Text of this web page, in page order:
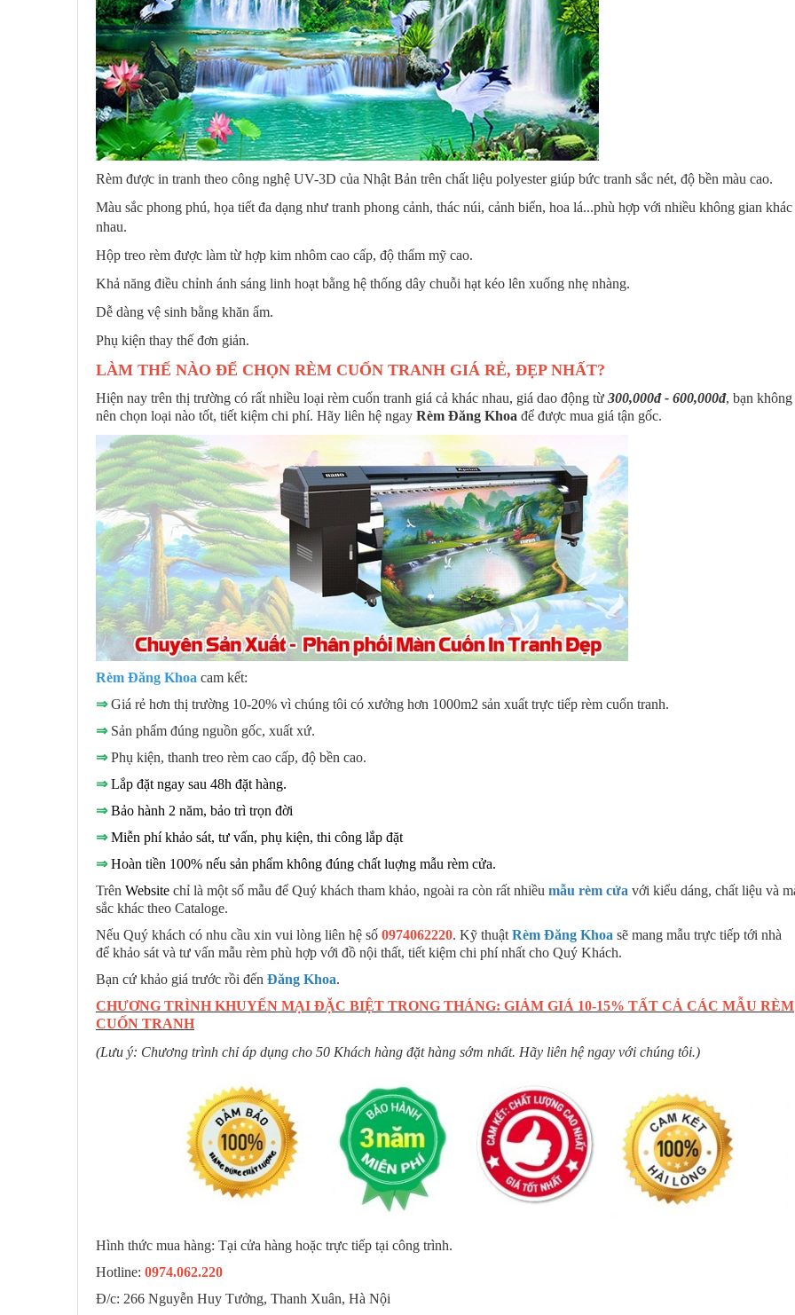
Rèm được in tranh theo công nghệ UV-3D của Nhật Bản trên chất liệu polyester giúp bức tranh sắc nét, độ bền màu cao.
Màu sắc phong phú, họa tiết đa dạng như tranh phong cảnh, thác núi, cảnh biển, hoa lá...phù hợp với nhiều không gian khác
nhau.
Hộp treo rèm được làm từ hợp kim nhôm cao cấp, độ thẩm mỹ cao.
Khả năng điều chỉnh ánh sáng linh hoạt bằng hệ thống dây chuỗi hạt kéo lên xuống nhẹ nhàng.
Dễ dàng vệ sinh bằng khăn ẩm.
Phụ kiện thay thế đơn giản.
LÀM THẾ NÀO ĐỂ CHỌN RÈM CUỐN TRANH GIÁ RẺ, ĐẸP NHẤT?
Hiện nay trên thị trường có rất nhiều loại rèm cuốn tranh giá cả khác nhau, giá dao động từ 300,000đ - 600,000đ, bạn không
nên chọn loại nào tốt, tiết kiệm chi phí. Hãy liên hệ ngay Rèm Đăng Khoa để được mua giá tận gốc.
Rèm Đăng Khoa cam kết:
⇒Giá rẻ hơn thị trường 10-20% vì chúng tôi có xưởng hơn 1000m2 sản xuất trực tiếp rèm cuốn tranh.
⇒Sản phẩm đúng nguồn gốc, xuất xứ.
⇒Phụ kiện, thanh treo rèm cao cấp, độ bền cao.
⇒ Lắp đặt ngay sau 48h đặt hàng.
⇒ Bảo hành 2 năm, bảo trì trọn đời
⇒ Miễn phí khảo sát, tư vấn, phụ kiện, thi công lắp đặt
⇒ Hoàn tiền 100% nếu sản phẩm không đúng chất luợng mẫu rèm cửa.
Trên Website chỉ là một số mẫu để Quý khách tham khảo, ngoài ra còn rất nhiều mẫu rèm cửa với kiểu dáng, chất liệu và
sắc khác theo Cataloge.
Nếu Quý khách có nhu cầu xin vui lòng liên hệ số 0974062220. Kỹ thuật Rèm Đăng Khoa sẽ mang mẫu trực tiếp tới nhà
để khảo sát và tư vấn mẫu rèm phù hợp với đồ nội thất, tiết kiệm chi phí nhất cho Quý Khách.
Bạn cứ khảo giá trước rồi đến Đăng Khoa.
CHƯƠNG TRÌNH KHUYẾN MẠI ĐẶC BIỆT TRONG THÁNG: GIẢM GIÁ 10-15% TẤT CẢ CÁC MẪU RÈM
CUỐN TRANH
(Lưu ý: Chương trình chỉ áp dụng cho 50 Khách hàng đặt hàng sớm nhất. Hãy liên hệ ngay với chúng tôi.)
Hình thức mua hàng: Tại cửa hàng hoặc trực tiếp tại công trình.
Hotline: 0974.062.220
Đ/c: 266 Nguyễn Huy Tưởng, Thanh Xuân, Hà Nội